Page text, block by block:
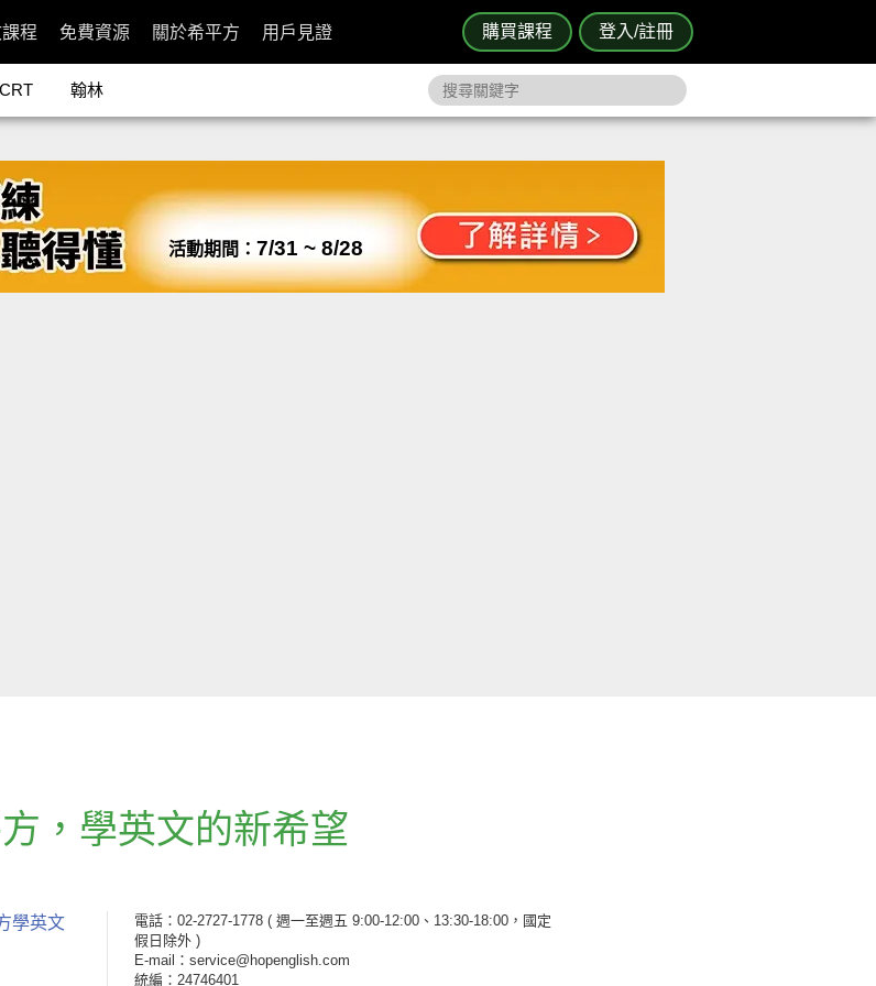
購買課程 登入/註冊
課程 免費資源 關於希平方 用戶見證
翰林
活動期間： 7/31 ~ 8/28
， 學英文的新希望
學英文 電話：02-2727-1778 ( 週一至週五 9:00-12:00、13:30-18:00，國定
假日除外 )
E-mail：service@hopenglish.com
統編：24746401